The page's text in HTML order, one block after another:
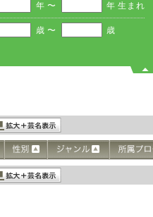
年 〜 年 生まれ
歳 〜 歳